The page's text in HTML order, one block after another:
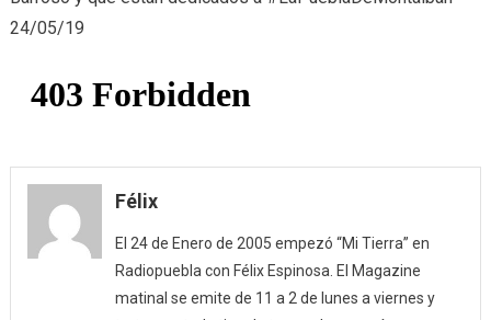
24/05/19
Félix
El 24 de Enero de 2005 empezó “Mi Tierra” en
Radiopuebla con Félix Espinosa. El Magazine
matinal se emite de 11 a 2 de lunes a viernes y